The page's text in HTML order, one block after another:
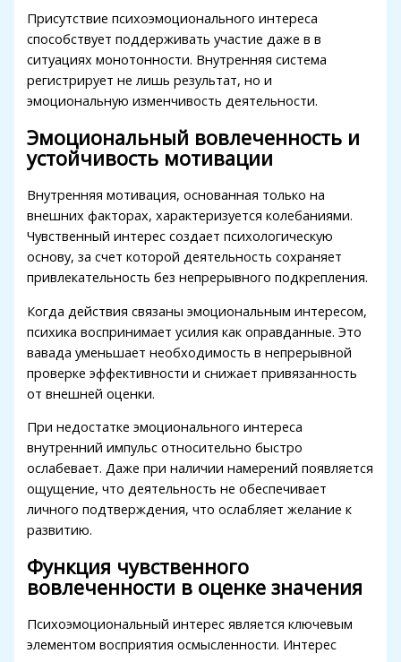
Illuminati
Hacklink
Hacklink Panel
Hacklink Panel
Hacklink Panel
Hacklink Panel
Hacklink panel
Masal Oku
Hacklink
Hacklink panel
Hacklink panel
Hacklink
Hacklink
Hacklink panel
Hacklink panel
Hacklink
Присутствие психоэмоционального интереса
способствует поддерживать участие даже в в
ситуациях монотонности. Внутренняя система
регистрирует не лишь результат, но и
эмоциональную изменчивость деятельности.
Эмоциональный вовлеченность и
устойчивость мотивации
Внутренняя мотивация, основанная только на
внешних факторах, характеризуется колебаниями.
Чувственный интерес создает психологическую
основу, за счет которой деятельность сохраняет
привлекательность без непрерывного подкрепления.
Когда действия связаны эмоциональным интересом,
психика воспринимает усилия как оправданные. Это
вавада уменьшает необходимость в непрерывной
проверке эффективности и снижает привязанность
от внешней оценки.
При недостатке эмоционального интереса
внутренний импульс относительно быстро
ослабевает. Даже при наличии намерений появляется
ощущение, что деятельность не обеспечивает
личного подтверждения, что ослабляет желание к
развитию.
Функция чувственного
вовлеченности в оценке значения
Психоэмоциональный интерес является ключевым
элементом восприятия осмысленности. Интерес